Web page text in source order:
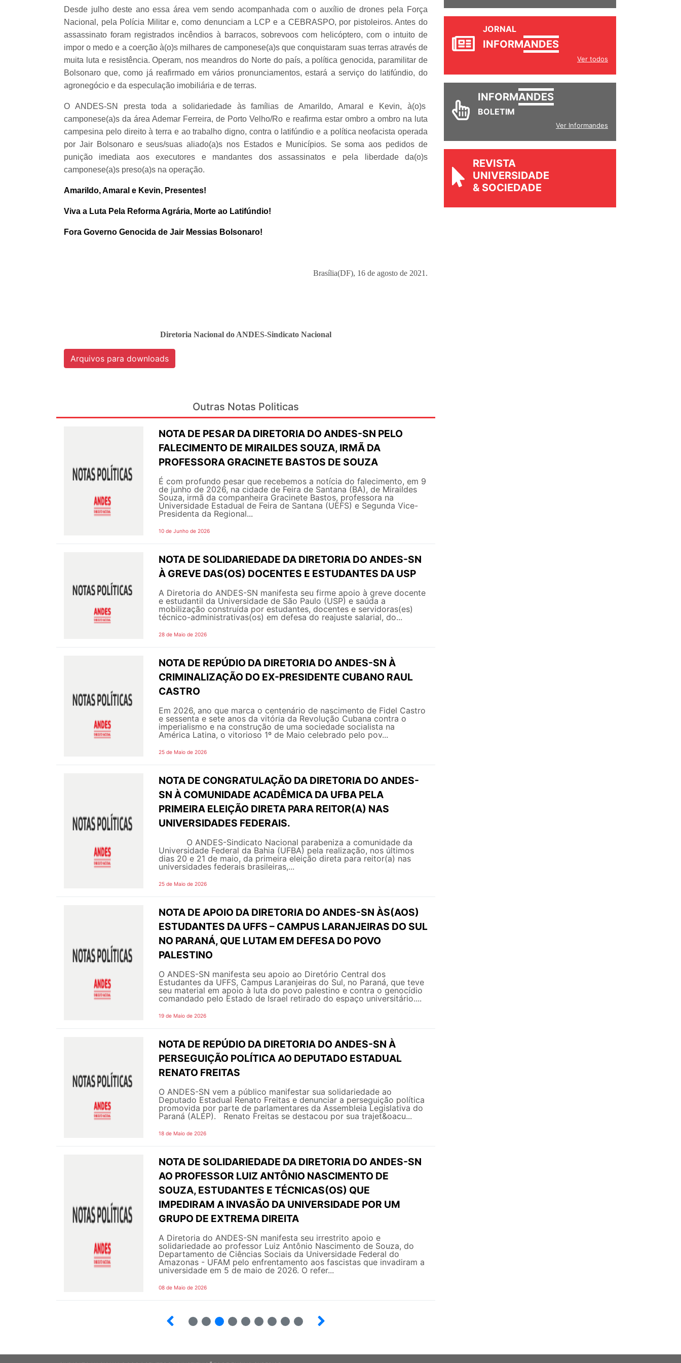
Desde julho deste ano essa área vem sendo acompanhada com o auxílio de drones pela Força
Nacional, pela Polícia Militar e, como denunciam a LCP e a CEBRASPO, por pistoleiros. Antes do
assassinato foram registrados incêndios à barracos, sobrevoos com helicóptero, com o intuito de
impor o medo e a coerção à(o)s milhares de camponese(a)s que conquistaram suas terras através de
muita luta e resistência. Operam, nos meandros do Norte do país, a política genocida, paramilitar de
Bolsonaro que, como já reafirmado em vários pronunciamentos, estará a serviço do latifúndio, do
agronegócio e da especulação imobiliária e de terras.
O ANDES-SN presta toda a solidariedade às famílias de Amarildo, Amaral e Kevin, à(o)s
camponese(a)s da área Ademar Ferreira, de Porto Velho/Ro e reafirma estar ombro a ombro na luta
campesina pelo direito à terra e ao trabalho digno, contra o latifúndio e a política neofacista operada
por Jair Bolsonaro e seus/suas aliado(a)s nos Estados e Municípios. Se soma aos pedidos de
punição imediata aos executores e mandantes dos assassinatos e pela liberdade da(o)s
camponese(a)s preso(a)s na operação.
Amarildo, Amaral e Kevin, Presentes!
Viva a Luta Pela Reforma Agrária, Morte ao Latifúndio!
Fora Governo Genocida de Jair Messias Bolsonaro!
Brasília(DF), 16 de agosto de 2021.
Diretoria Nacional do ANDES-Sindicato Nacional
Arquivos para downloads
Outras Notas Politicas
NOTA DE PESAR DA DIRETORIA DO ANDES-SN PELO
FALECIMENTO DE MIRAILDES SOUZA, IRMÃ DA
PROFESSORA GRACINETE BASTOS DE SOUZA
É com profundo pesar que recebemos a notícia do falecimento, em 9
de junho de 2026, na cidade de Feira de Santana (BA), de Miraildes
Souza, irmã da companheira Gracinete Bastos, professora na
Universidade Estadual de Feira de Santana (UEFS) e Segunda Vice-
Presidenta da Regional...
10 de Junho de 2026
NOTA DE SOLIDARIEDADE DA DIRETORIA DO ANDES-SN
À GREVE DAS(OS) DOCENTES E ESTUDANTES DA USP
A Diretoria do ANDES-SN manifesta seu firme apoio à greve docente
e estudantil da Universidade de São Paulo (USP) e saúda a
mobilização construída por estudantes, docentes e servidoras(es)
técnico-administrativas(os) em defesa do reajuste salarial, do...
28 de Maio de 2026
NOTA DE REPÚDIO DA DIRETORIA DO ANDES-SN À
CRIMINALIZAÇÃO DO EX-PRESIDENTE CUBANO RAUL
CASTRO
Em 2026, ano que marca o centenário de nascimento de Fidel Castro
e sessenta e sete anos da vitória da Revolução Cubana contra o
imperialismo e na construção de uma sociedade socialista na
América Latina, o vitorioso 1º de Maio celebrado pelo pov...
25 de Maio de 2026
NOTA DE CONGRATULAÇÃO DA DIRETORIA DO ANDES-
SN À COMUNIDADE ACADÊMICA DA UFBA PELA
PRIMEIRA ELEIÇÃO DIRETA PARA REITOR(A) NAS
UNIVERSIDADES FEDERAIS.
O ANDES-Sindicato Nacional parabeniza a comunidade da
Universidade Federal da Bahia (UFBA) pela realização, nos últimos
dias 20 e 21 de maio, da primeira eleição direta para reitor(a) nas
universidades federais brasileiras,...
25 de Maio de 2026
NOTA DE APOIO DA DIRETORIA DO ANDES-SN ÀS(AOS)
ESTUDANTES DA UFFS – CAMPUS LARANJEIRAS DO SUL
NO PARANÁ, QUE LUTAM EM DEFESA DO POVO
PALESTINO
O ANDES-SN manifesta seu apoio ao Diretório Central dos
Estudantes da UFFS, Campus Laranjeiras do Sul, no Paraná, que teve
seu material em apoio à luta do povo palestino e contra o genocídio
comandado pelo Estado de Israel retirado do espaço universitário....
19 de Maio de 2026
NOTA DE REPÚDIO DA DIRETORIA DO ANDES-SN À
PERSEGUIÇÃO POLÍTICA AO DEPUTADO ESTADUAL
RENATO FREITAS
O ANDES-SN vem a público manifestar sua solidariedade ao
Deputado Estadual Renato Freitas e denunciar a perseguição política
promovida por parte de parlamentares da Assembleia Legislativa do
Paraná (ALEP). Renato Freitas se destacou por sua trajet&oacu...
18 de Maio de 2026
NOTA DE SOLIDARIEDADE DA DIRETORIA DO ANDES-SN
AO PROFESSOR LUIZ ANTÔNIO NASCIMENTO DE
SOUZA, ESTUDANTES E TÉCNICAS(OS) QUE
IMPEDIRAM A INVASÃO DA UNIVERSIDADE POR UM
GRUPO DE EXTREMA DIREITA
A Diretoria do ANDES-SN manifesta seu irrestrito apoio e
solidariedade ao professor Luiz Antônio Nascimento de Souza, do
Departamento de Ciências Sociais da Universidade Federal do
Amazonas - UFAM pelo enfrentamento aos fascistas que invadiram a
universidade em 5 de maio de 2026. O refer...
08 de Maio de 2026
JORNAL
INFORMANDES
Ver todos
INFORMANDES
BOLETIM
Ver Informandes
REVISTA
UNIVERSIDADE
& SOCIEDADE